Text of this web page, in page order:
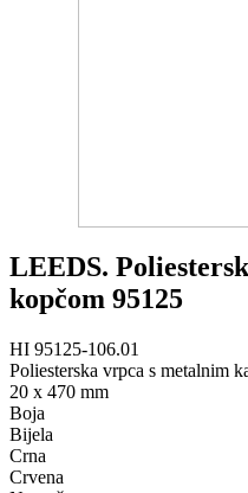
LEEDS.
kopčom 95125
HI 95125-106.01
Poliesterska vrpca s metalnim
20 x 470 mm
Boja
Bijela
Crna
Crvena